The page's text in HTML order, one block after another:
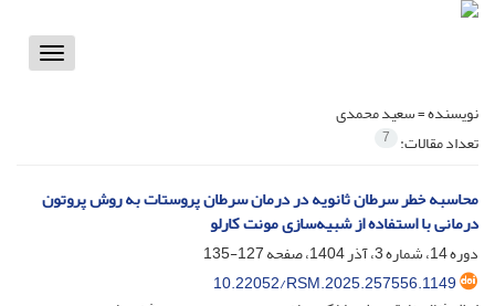
Toggle
نویسنده =سعید محمدی
تعداد مقالات: 7
محاسبه خطر سرطان ثانویه در درمان سرطان پروستات به روش پروتون
درمانی با استفاده از شبیه‌سازی مونت کارلو
دوره 14، شماره 3، آذر 1404، صفحه
127-135
10.22052/RSM.2025.257556.1149